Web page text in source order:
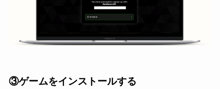
③ゲームをインストールする